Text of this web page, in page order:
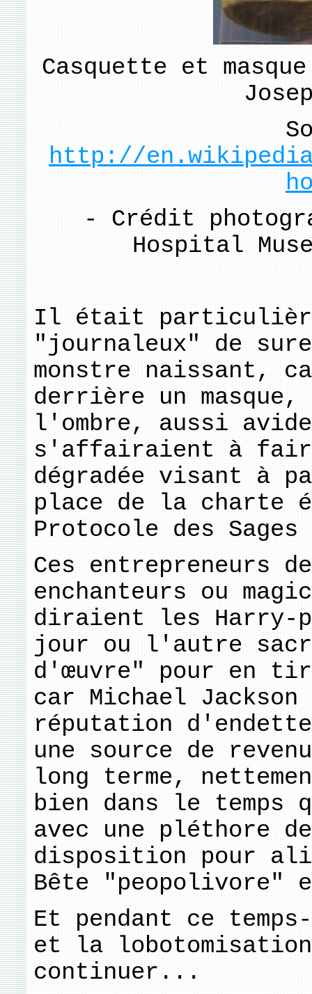
Casquette et
http://
- Crédit
Hospital
Il était
"journaleux" de
monstre naissant,
derrière un
l'ombre, aussi
s'affairaient à
dégradée visant à
place de la charte
Protocole des
Ces entrepreneurs
enchanteurs ou
diraient les Harry-
jour ou l'autre
d'œuvre" pour en
car Michael
réputation
une source de
long terme,
bien dans le temps
avec une pléthore
disposition pour
Bête "peopolivore"
Et pendant ce
et la
continuer...